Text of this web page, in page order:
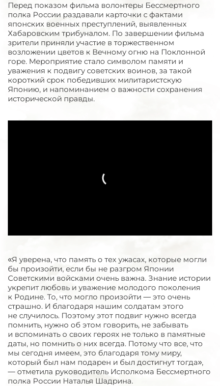
Перед показом фильма волонтеры Бессмертного
полка России раздавали карточки с фактами
японских военных преступлений, выявленных
Хабаровским трибуналом. По завершении фильма
зрители приняли участие в торжественном
возложении цветов к Вечному огню на Поклонной
горе. Мероприятие стало символом памяти и
уважения к подвигу советских воинов, за такой
короткий срок победивших милитаристскую
Японию, и напоминанием о важности сохранения
исторической правды.
«Я уверена, что память о тех ужасах, которые могли
бы произойти, если бы не разгром Японии
Советскими войсками очень важна. Знание истории
укрепит любовь и уважение молодого поколения
к Родине. То, что могло произойти — это очень
страшно. И благодаря нашим солдатам этого
не случилось. Поэтому этот подвиг нужно всегда
помнить, нужно об этом говорить, не забывать
и вспоминать о своих героях не только в памятные
даты, но помнить о них всегда. Потому что все, что
мы сегодня имеем, это благодаря тому миру,
который был нам подарен и был достигнут тогда»,
— отметила руководитель Исполкома Бессмертного
полка России Наталья Шадрина.